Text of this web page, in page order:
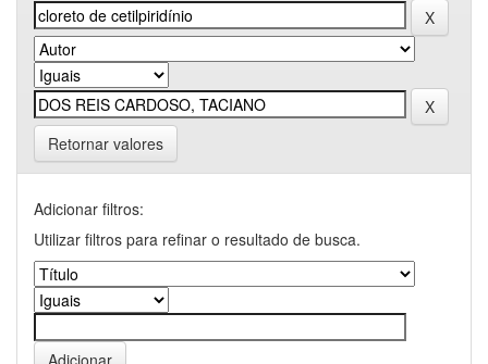
Retornar valores
Adicionar filtros:
Utilizar filtros para refinar o resultado de busca.